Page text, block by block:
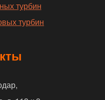
турбин
турбин